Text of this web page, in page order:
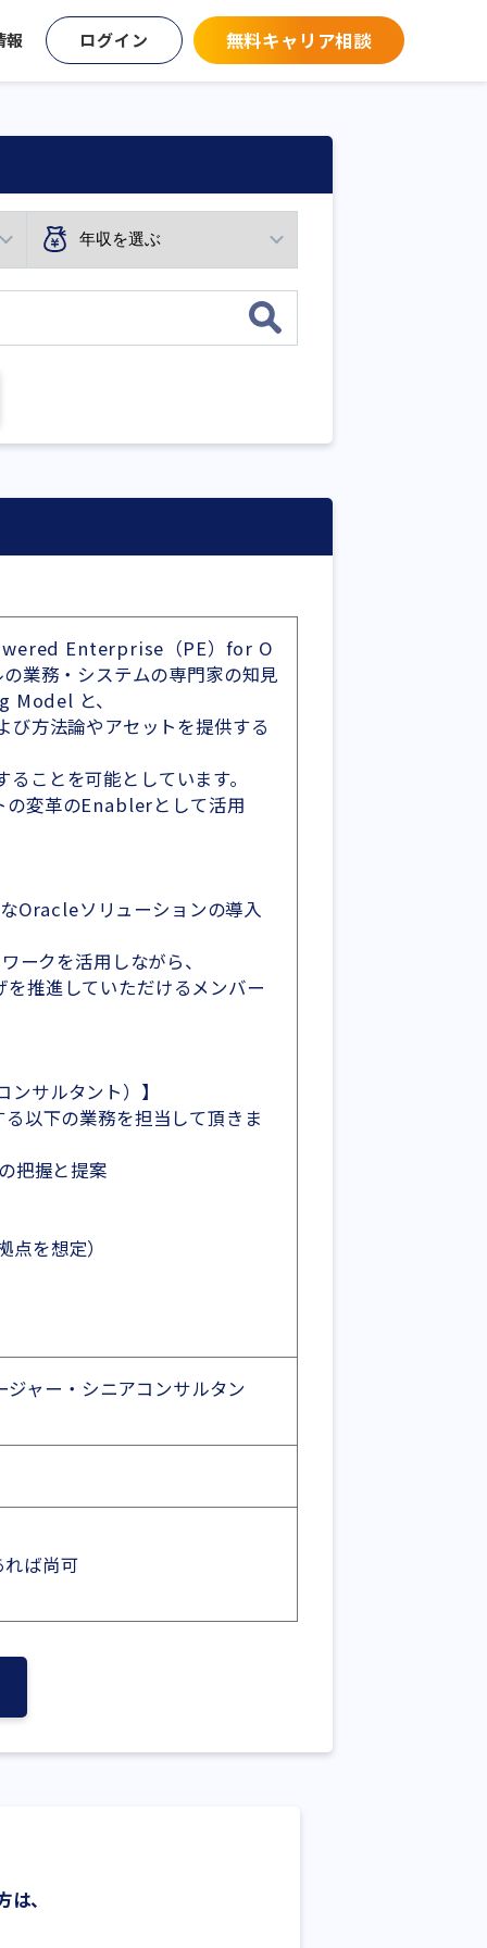
報 ログイン 無料キャリア相談
Enterprise（PE）for O
業務・システムの専門家の知見
Model と、
方法論やアセットを提供する
ことを可能としています。
変革のEnablerとして活用
ソリューションの導入
ークを活用しながら、
推進していただけるメンバー
サルタント）】
下の業務を担当して頂きま
把握と提案
を想定）
ャー・シニアコンサルタン
ば尚可
、